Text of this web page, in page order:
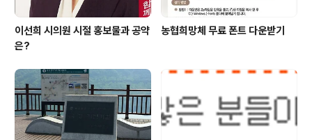
이선희 시의원 시절 홍보물과 공약
은?
농협희망체 무료 폰트 다운받기